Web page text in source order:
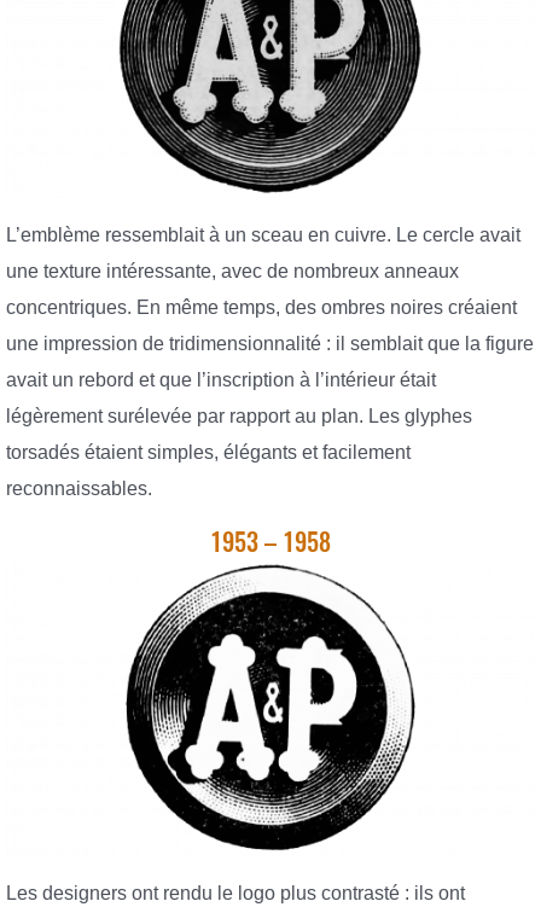
L’emblème ressemblait à un sceau en cuivre. Le cercle avait
une texture intéressante, avec de nombreux anneaux
concentriques. En même temps, des ombres noires créaient
une impression de tridimensionnalité : il semblait que la figure
avait un rebord et que l’inscription à l’intérieur était
légèrement surélevée par rapport au plan. Les glyphes
torsadés étaient simples, élégants et facilement
reconnaissables.
1953 – 1958
Les designers ont rendu le logo plus contrasté : ils ont